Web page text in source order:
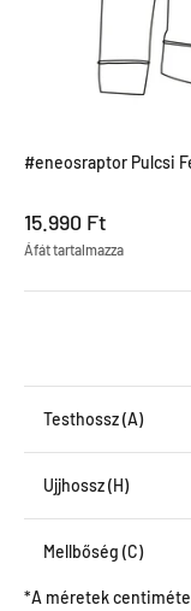
#eneosraptor Pulcsi
Leértékel ár
15.990 Ft
Áfát tartalmazza
Testhossz (A)
Ujjhossz (H)
Mellbőség (C)
*A méretek